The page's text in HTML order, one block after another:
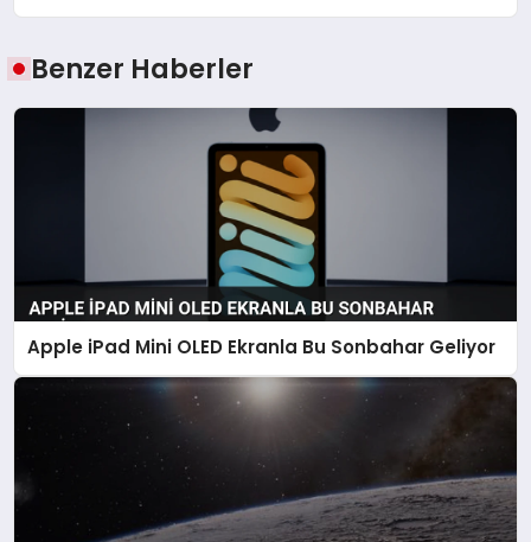
Benzer Haberler
Apple iPad Mini OLED Ekranla Bu Sonbahar Geliyor